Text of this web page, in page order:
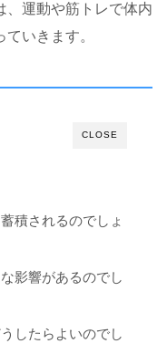
、運動や筋トレで体内
いきます。
CLOSE
積されるのでしょ
影響があるのでし
したらよいのでし